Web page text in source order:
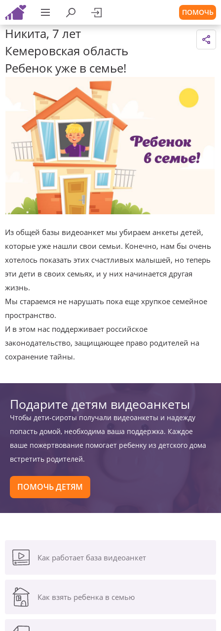
ПОМОЧЬ
Никита, 7 лет
Кемеровская область
Ребенок уже в семье!
Из общей базы видеоанкет мы убираем анкеты детей,
которые уже нашли свои семьи. Конечно, нам бы очень
хотелось показать этих счастливых малышей, но теперь
эти дети в своих семьях, и у них начинается другая
жизнь.
Мы стараемся не нарушать пока еще хрупкое семейное
пространство.
И в этом нас поддерживает российское
законодательство, защищающее право родителей на
сохранение тайны.
Подарите детям видеоанкеты
Чтобы дети-сироты получали видеоанкеты и надежду
попасть домой, необходима ваша поддержка. Каждое
ваше пожертвование помогает ребенку из детского дома
встретить родителей.
ПОМОЧЬ ДЕТЯМ
Как работает база видеоанкет
Как взять ребенка в семью